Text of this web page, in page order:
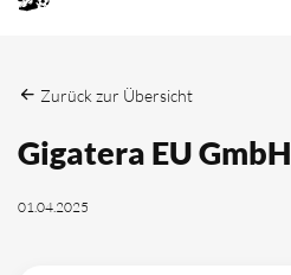
Zurück zur Übersicht
Gigatera EU GmbH
01.04.2025